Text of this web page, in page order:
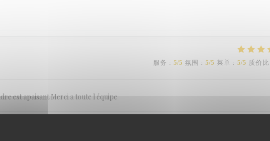
服务 : 5/5 氛围 : 5/5 菜单 : 5/5 质价比
est apaisant.Merci a toute l équipe